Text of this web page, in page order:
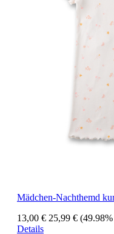
Mädchen-Nachthemd
13,00 € 25,99 €
Details